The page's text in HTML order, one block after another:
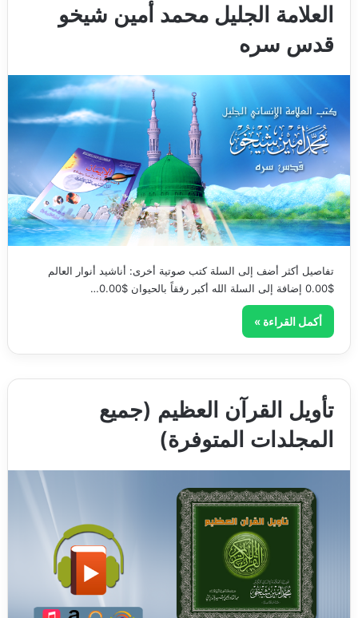
العلامة الجليل محمد أمين شيخو
قدس سره
تفاصيل أكثر أضف إلى السلة كتب صوتية أخرى: أناشيد أنوار العالم
$0.00 إضافة إلى السلة الله أكبر رفقاً بالحيوان $0.00…
أكمل القراءة »
تأويل القرآن العظيم (جميع
المجلدات المتوفرة)